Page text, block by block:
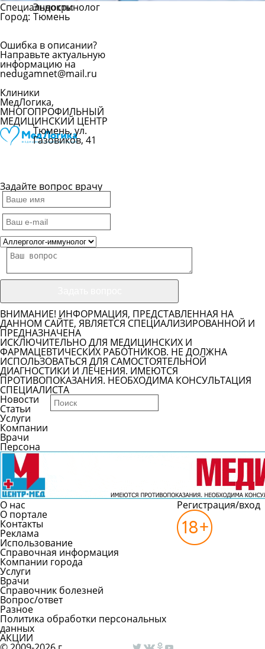
Специальность:
Эндокринолог
Город: Тюмень
Ошибка в описании?
Направьте актуальную
информацию на
nedugamnet@mail.ru
Клиники
МедЛогика,
МНОГОПРОФИЛЬНЫЙ
МЕДИЦИНСКИЙ ЦЕНТР
Тюмень, ул.
Газовиков, 41
Задайте вопрос врачу
ВНИМАНИЕ! ИНФОРМАЦИЯ, ПРЕДСТАВЛЕННАЯ НА
ДАННОМ САЙТЕ, ЯВЛЯЕТСЯ СПЕЦИАЛИЗИРОВАННОЙ И
ПРЕДНАЗНАЧЕНА
ИСКЛЮЧИТЕЛЬНО ДЛЯ МЕДИЦИНСКИХ И
ФАРМАЦЕВТИЧЕСКИХ РАБОТНИКОВ. НЕ ДОЛЖНА
ИСПОЛЬЗОВАТЬСЯ ДЛЯ САМОСТОЯТЕЛЬНОЙ
ДИАГНОСТИКИ И ЛЕЧЕНИЯ. ИМЕЮТСЯ
ПРОТИВОПОКАЗАНИЯ. НЕОБХОДИМА КОНСУЛЬТАЦИЯ
СПЕЦИАЛИСТА
Новости
Статьи
Услуги
Компании
Врачи
Персона
О нас
О портале
Контакты
Реклама
Использование
Справочная информация
Компании города
Услуги
Врачи
Справочник болезней
Вопрос/ответ
Разное
Политика обработки персональных
данных
АКЦИИ
Регистрация/вход